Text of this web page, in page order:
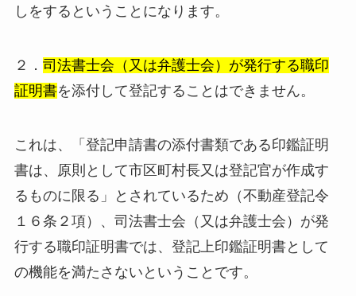
しをするということになります。
２． 司法書士会（又は弁護士会）が発行する職印
証明書を添付して登記することはできません。
これは、「登記申請書の添付書類である印鑑証明
書は、原則として市区町村長又は登記官が作成す
るものに限る」とされているため（不動産登記令
１６条２項）、司法書士会（又は弁護士会）が発
行する職印証明書では、登記上印鑑証明書として
の機能を満たさないということです。